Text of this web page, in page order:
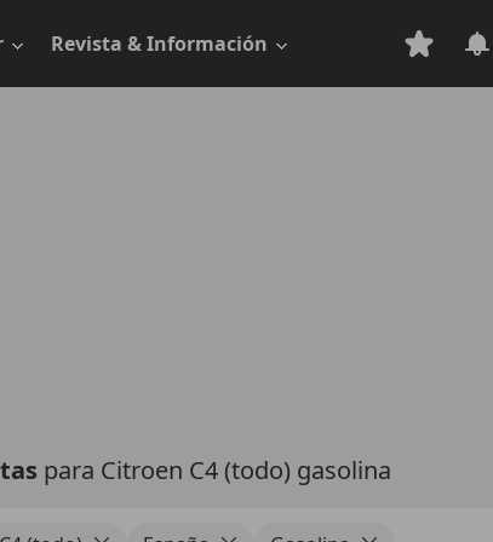
Revista & Información
para Citroen C4 (todo) gasolina